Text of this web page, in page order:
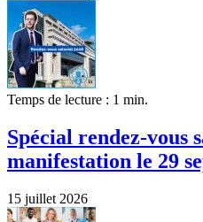
Temps de lecture : 1 min.
Spécial rendez-vous
manifestation le 29
15 juillet 2026